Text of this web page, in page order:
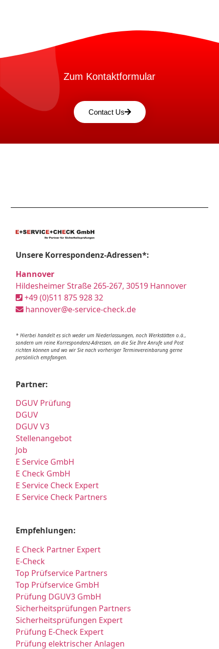
Zum Kontaktformular
Contact Us
Unsere Korrespondenz-Adressen*:
Hannover
Hildesheimer Straße 265-267, 30519 Hannover
+49 (0)511 875 928 32
hannover@e-service-check.de
* Hierbei handelt es sich weder um Niederlassungen, noch Werkstätten o.ä.,
sondern um reine Korrespondenz-Adressen, an die Sie Ihre Anrufe und Post
richten können und wo wir Sie nach vorheriger Terminvereinbarung gerne
persönlich empfangen.
Partner:
DGUV Prüfung
DGUV
DGUV V3
Stellenangebot
Job
E Service GmbH
E Check GmbH
E Service Check Expert
E Service Check Partners
Empfehlungen:
E Check Partner Expert
E-Check
Top Prüfservice Partners
Top Prüfservice GmbH
Prüfung DGUV3 GmbH
Sicherheitsprüfungen Partners
Sicherheitsprüfungen Expert
Prüfung E-Check Expert
Prüfung elektrischer Anlagen